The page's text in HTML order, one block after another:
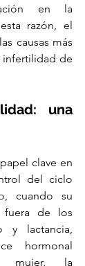
en la
razón, el
causas más
infertilidad de
una
clave en
del ciclo
cuando su
fuera de los
y lactancia,
hormonal
mujer, la